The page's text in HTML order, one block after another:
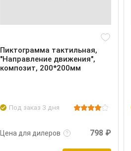
Пиктограмма тактильная,
"Направление движения",
композит, 200*200мм
Под заказ 3 дня
Цена для дилеров
Подробнее Войти
798 ₽